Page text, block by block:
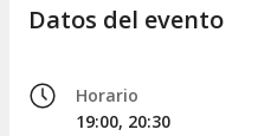
Datos del evento
Horario
19:00, 20:30